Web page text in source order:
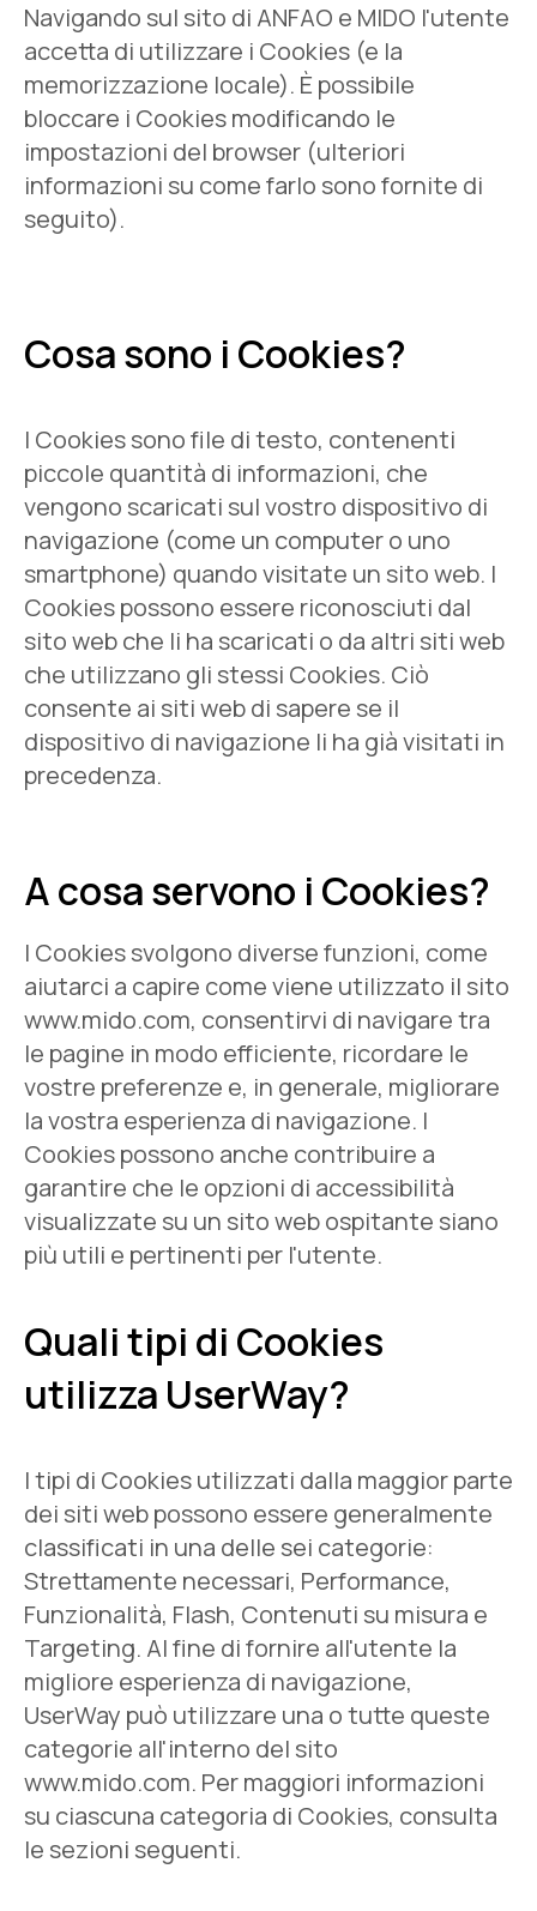
Navigando sul sito di ANFAO e MIDO l'utente
accetta di utilizzare i Cookies (e la
memorizzazione locale). È possibile
bloccare i Cookies modificando le
impostazioni del browser (ulteriori
informazioni su come farlo sono fornite di
seguito).
Cosa sono i Cookies?
I Cookies sono file di testo, contenenti
piccole quantità di informazioni, che
vengono scaricati sul vostro dispositivo di
navigazione (come un computer o uno
smartphone) quando visitate un sito web. I
Cookies possono essere riconosciuti dal
sito web che li ha scaricati o da altri siti web
che utilizzano gli stessi Cookies. Ciò
consente ai siti web di sapere se il
dispositivo di navigazione li ha già visitati in
precedenza.
A cosa servono i Cookies?
I Cookies svolgono diverse funzioni, come
aiutarci a capire come viene utilizzato il sito
www.mido.com, consentirvi di navigare tra
le pagine in modo efficiente, ricordare le
vostre preferenze e, in generale, migliorare
la vostra esperienza di navigazione. I
Cookies possono anche contribuire a
garantire che le opzioni di accessibilità
visualizzate su un sito web ospitante siano
più utili e pertinenti per l'utente.
Quali tipi di Cookies
utilizza UserWay?
I tipi di Cookies utilizzati dalla maggior parte
dei siti web possono essere generalmente
classificati in una delle sei categorie:
Strettamente necessari, Performance,
Funzionalità, Flash, Contenuti su misura e
Targeting. Al fine di fornire all'utente la
migliore esperienza di navigazione,
UserWay può utilizzare una o tutte queste
categorie all'interno del sito
www.mido.com. Per maggiori informazioni
su ciascuna categoria di Cookies, consulta
le sezioni seguenti.